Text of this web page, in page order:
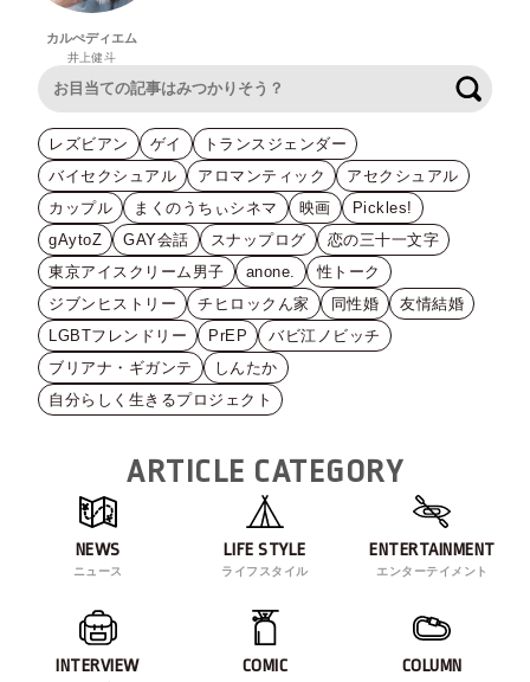
カルぺディエム
井上健斗
レズビアン ゲイ
トランスジェンダー
バイセクシュアル
アロマンティック
アセクシュアル
カップル
まくのうちぃシネマ 映画
Pickles!
gAytoZ
GAY会話 スナップログ
恋の三十一文字
東京アイスクリーム男子
anone.
性トーク
ジブンヒストリー
チヒロックん家 同性婚
友情結婚
LGBTフレンドリー
PrEP
バビ江ノビッチ
ブリアナ・ギガンテ
しんたか
自分らしく生きるプロジェクト
ARTICLE CATEGORY
NEWS
ニュース
LIFE STYLE
ライフスタイル
ENTERTAINMENT
エンターテイメント
INTERVIEW COMIC COLUMN